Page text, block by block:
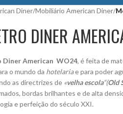
Diner/Mobiliário American Diner/
DINER
DinerAmerican WO24, é feita de
o mundo da hotelariae para poder
as directrizes de «velha escola“(Old
bordas brilhantes e de alta
e perfeição do século XXI.